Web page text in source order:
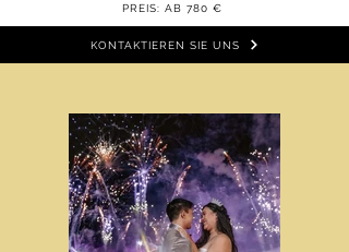
PREIS: AB 780 €
KONTAKTIEREN SIE UNS